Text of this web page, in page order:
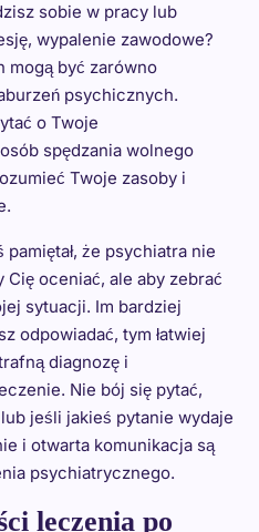
sobie w pracy lub
wypalenie zawodowe?
mogą być zarówno
psychicznych.
o Twoje
spędzania wolnego
Twoje zasoby i
że psychiatra nie
Cię oceniać, ale aby zebrać
sytuacji. Im bardziej
odpowiadać, tym łatwiej
diagnozę i
Nie bój się pytać,
jeśli jakieś pytanie wydaje
i otwarta komunikacja są
psychiatrycznego.
leczenia po